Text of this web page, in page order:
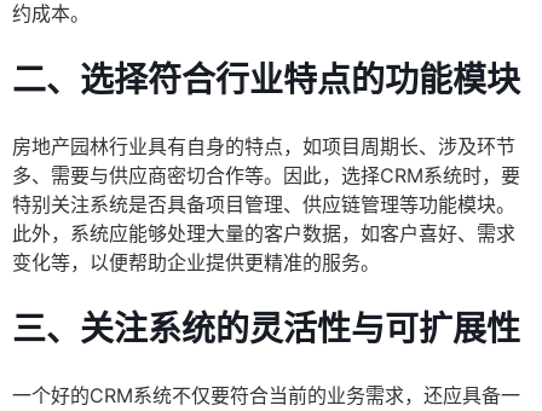
约成本。
二、选择符合行业特点的功能模块
房地产园林行业具有自身的特点，如项目周期长、涉及环节
多、需要与供应商密切合作等。因此，选择CRM系统时，要
特别关注系统是否具备项目管理、供应链管理等功能模块。
此外，系统应能够处理大量的客户数据，如客户喜好、需求
变化等，以便帮助企业提供更精准的服务。
三、关注系统的灵活性与可扩展性
一个好的CRM系统不仅要符合当前的业务需求，还应具备一